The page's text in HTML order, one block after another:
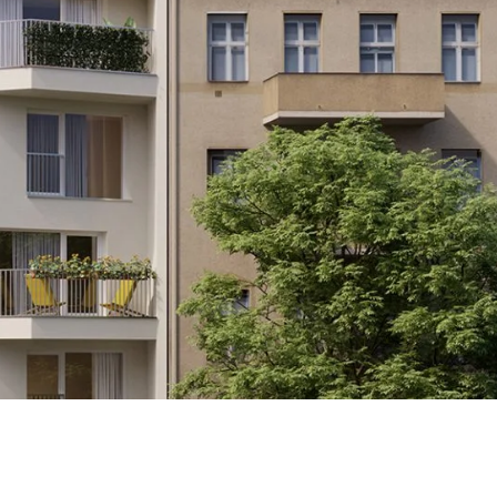
WOHNEN
Filter zurücksetzen